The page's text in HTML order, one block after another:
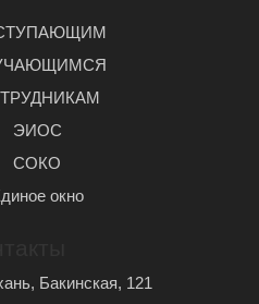
ЭИОС
СОКО
окно
Бакинская, 121